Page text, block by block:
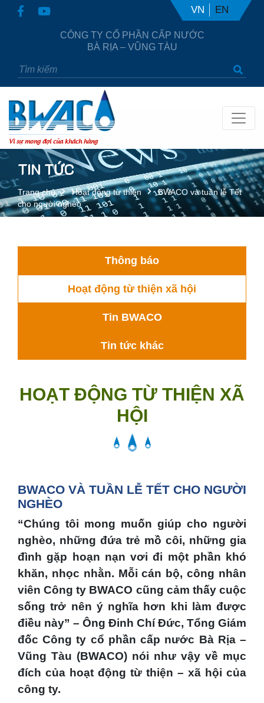
CÔNG TY CỔ PHẦN CẤP NƯỚC
BÀ RỊA – VŨNG TÀU
VN EN
Vì sự mong đợi của khách hàng
TIN TỨC
Trang chủ Hoạt động từ thiện
BWACO và tuần lễ Tết
cho người nghèo
Thông báo
Hoạt động từ thiện xã hội
Tin BWACO
Tin tức khác
HOẠT ĐỘNG TỪ THIỆN XÃ
HỘI
BWACO VÀ TUẦN LỄ TẾT CHO NGƯỜI
NGHÈO
“Chúng tôi mong muốn giúp cho người
nghèo, những đứa trẻ mồ côi, những gia
đình gặp hoạn nạn vơi đi một phần khó
khăn, nhọc nhằn. Mỗi cán bộ, công nhân
viên Công ty BWACO cũng cảm thấy cuộc
sống trở nên ý nghĩa hơn khi làm được
điều này” – Ông Đinh Chí Đức, Tổng Giám
đốc Công ty cổ phần cấp nước Bà Rịa –
Vũng Tàu (BWACO) nói như vậy về mục
đích của hoạt động từ thiện – xã hội của
công ty.